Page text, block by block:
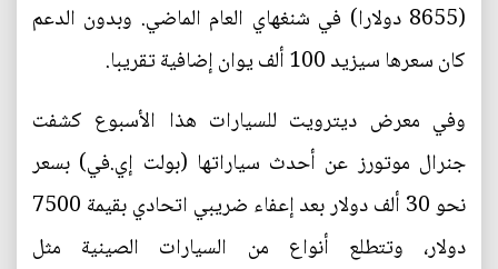
(8655 دولارا) في شنغهاي العام الماضي. وبدون الدعم
كان سعرها سيزيد 100 ألف يوان إضافية تقريبا.
وفي معرض ديترويت للسيارات هذا الأسبوع كشفت
جنرال موتورز عن أحدث سياراتها (بولت إي.في) بسعر
نحو 30 ألف دولار بعد إعفاء ضريبي اتحادي بقيمة 7500
دولار، وتتطلع أنواع من السيارات الصينية مثل